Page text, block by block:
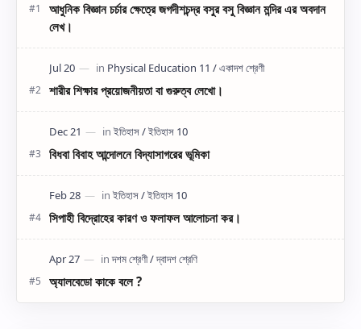
আধুনিক বিজ্ঞান চর্চার ক্ষেত্রে জগদীশচন্দ্র বসুর বসু বিজ্ঞান মন্দির এর অবদান
লেখ।
শারীর শিক্ষার প্রয়োজনীয়তা বা গুরুত্ব লেখো।
বিধবা বিবাহ আন্দোলনে বিদ্যাসাগরের ভূমিকা
সিপাহী বিদ্রোহের কারণ ও ফলাফল আলোচনা কর।
অ্যালবেডো কাকে বলে ?